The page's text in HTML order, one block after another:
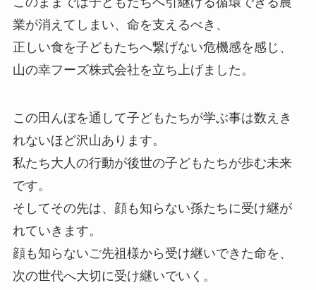
業が消えてしまい、命を支えるべき、
正しい食を子どもたちへ繋げない危機感を感じ、
山の幸フーズ株式会社を立ち上げました。
この田んぼを通して子どもたちが学ぶ事は数えき
れないほど沢山あります。
私たち大人の行動が後世の子どもたちが歩む未来
です。
そしてその先は、顔も知らない孫たちに受け継が
れていきます。
顔も知らないご先祖様から受け継いできた命を、
次の世代へ大切に受け継いでいく。